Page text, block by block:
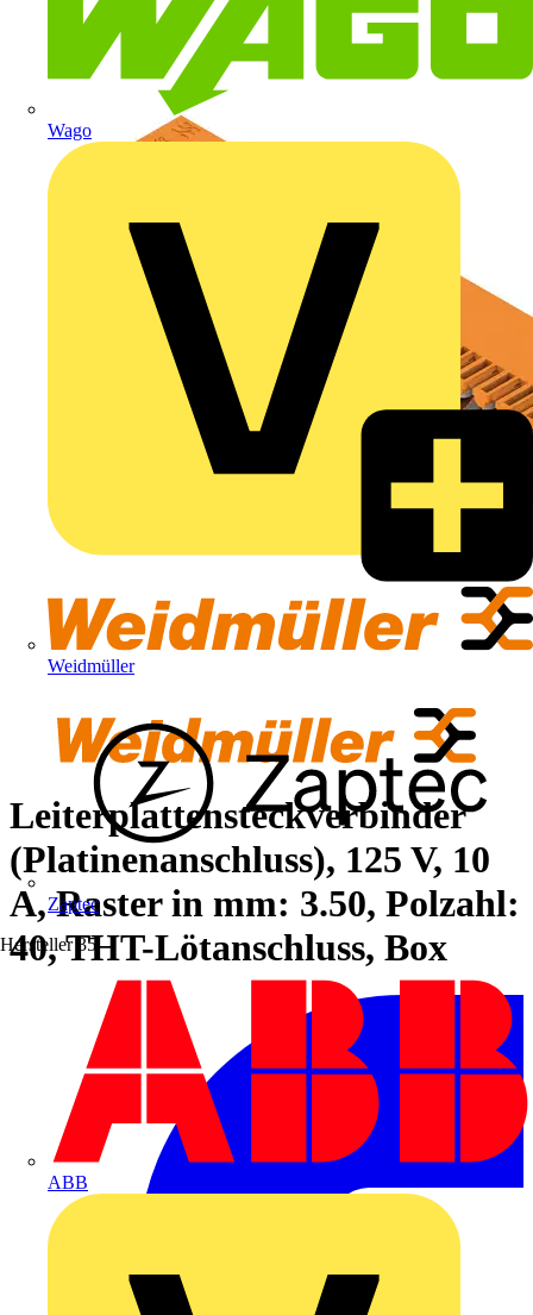
Wago
Weidmüller
Zaptec
Hersteller 35
ABB
Leiterplattensteckverbinder
(Platinenanschluss), 125 V, 10
A, Raster in mm: 3.50, Polzahl:
40, THT-Lötanschluss, Box